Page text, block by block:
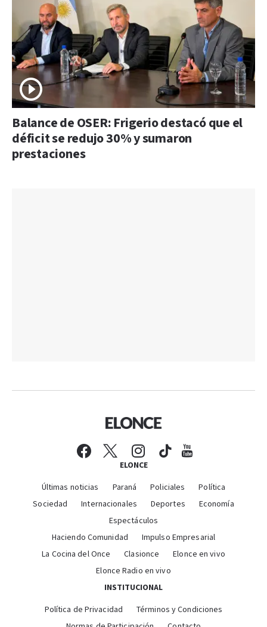
Balance de OSER: Frigerio destacó que el
déficit se redujo 30% y sumaron
prestaciones
ELONCE
Últimas noticias Paraná Policiales
Política
Sociedad
Internacionales Deportes
Economía
Espectáculos
Haciendo Comunidad
Impulso Empresarial
La Cocina del Once
Clasionce
Elonce en vivo
Elonce Radio en vivo
INSTITUCIONAL
Política de Privacidad
Términos y Condiciones